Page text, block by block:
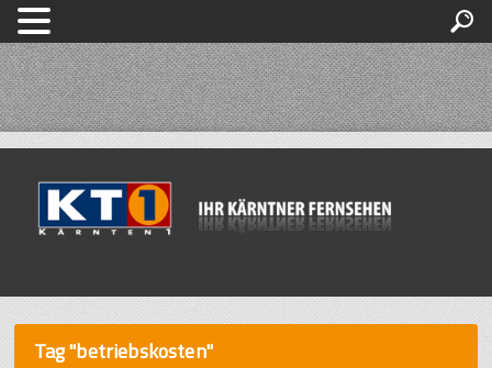
Tag "betriebskosten"